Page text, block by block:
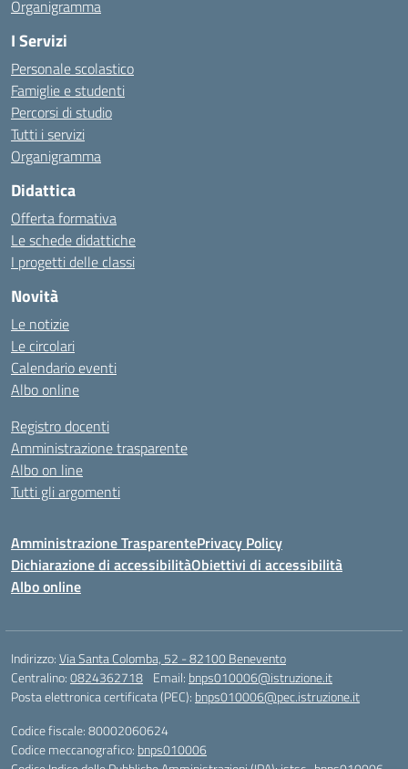
Organigramma
I Servizi
Personale scolastico
Famiglie e studenti
Percorsi di studio
Tutti i servizi
Organigramma
Didattica
Offerta formativa
Le schede didattiche
I progetti delle classi
Novità
Le notizie
Le circolari
Calendario eventi
Albo online
Registro docenti
Amministrazione trasparente
Albo on line
Tutti gli argomenti
Amministrazione TrasparentePrivacy Policy
Dichiarazione di accessibilitàObiettivi di accessibilità
Albo online
Indirizzo:Via Santa Colomba, 52 - 82100 Benevento
Centralino:0824362718 Email: bnps010006@istruzione.it
Posta elettronica certificata (PEC): bnps010006@pec.istruzione.it
Codice fiscale: 80002060624
Codice meccanografico: bnps010006